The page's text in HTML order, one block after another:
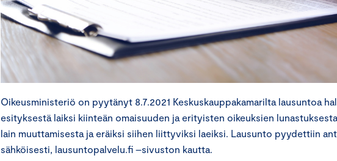
Oikeusministeriö on pyytänyt 8.7.2021 Keskuskauppakamarilta lausuntoa
esityksestä laiksi kiinteän omaisuuden ja erityisten oikeuksien
lain muuttamisesta ja eräiksi siihen liittyviksi laeiksi. Lausunto pyydettiin
sähköisesti, lausuntopalvelu.fi –sivuston kautta.